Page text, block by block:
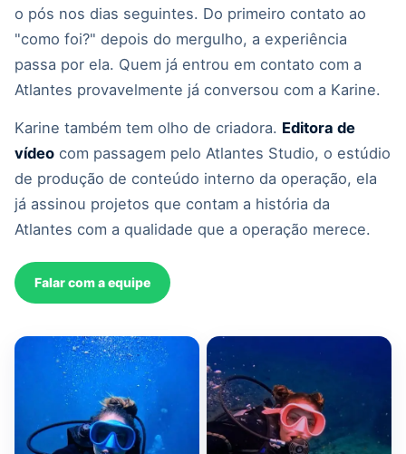
o pós nos dias seguintes. Do primeiro contato ao
"como foi?" depois do mergulho, a experiência
passa por ela. Quem já entrou em contato com a
Atlantes provavelmente já conversou com a Karine.
Karine também tem olho de criadora. Editora de
vídeo com passagem pelo Atlantes Studio, o estúdio
de produção de conteúdo interno da operação, ela
já assinou projetos que contam a história da
Atlantes com a qualidade que a operação merece.
Falar com a equipe